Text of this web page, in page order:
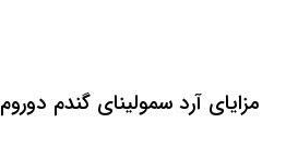
مزایای آرد سمولینای گندم دوروم